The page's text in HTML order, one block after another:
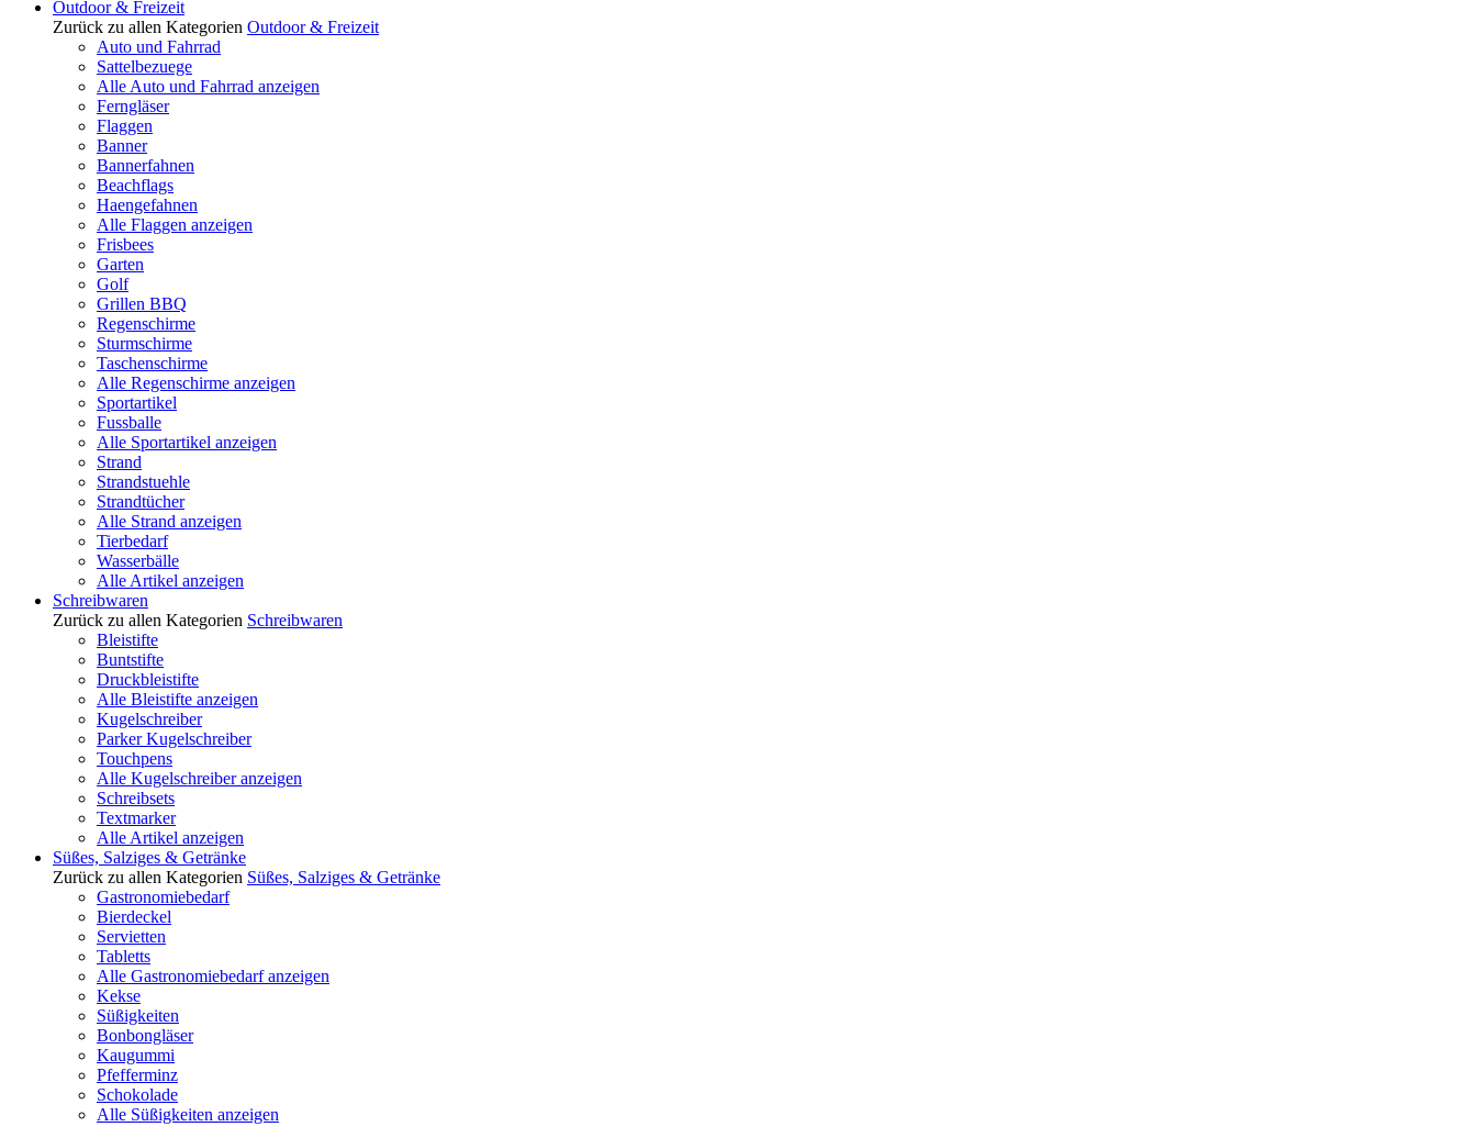
Outdoor & Freizeit
Zurück zu allen Kategorien Outdoor & Freizeit
Auto und Fahrrad
Sattelbezuege
Alle Auto und Fahrrad anzeigen
Ferngläser
Flaggen
Banner
Bannerfahnen
Beachflags
Haengefahnen
Alle Flaggen anzeigen
Frisbees
Garten
Golf
Grillen BBQ
Regenschirme
Sturmschirme
Taschenschirme
Alle Regenschirme anzeigen
Sportartikel
Fussballe
Alle Sportartikel anzeigen
Strand
Strandstuehle
Strandtücher
Alle Strand anzeigen
Tierbedarf
Wasserbälle
Alle Artikel anzeigen
Schreibwaren
Zurück zu allen Kategorien Schreibwaren
Bleistifte
Buntstifte
Druckbleistifte
Alle Bleistifte anzeigen
Kugelschreiber
Parker Kugelschreiber
Touchpens
Alle Kugelschreiber anzeigen
Schreibsets
Textmarker
Alle Artikel anzeigen
Süßes, Salziges & Getränke
Zurück zu allen Kategorien Süßes, Salziges & Getränke
Gastronomiebedarf
Bierdeckel
Servietten
Tabletts
Alle Gastronomiebedarf anzeigen
Kekse
Süßigkeiten
Bonbongläser
Kaugummi
Pfefferminz
Schokolade
Alle Süßigkeiten anzeigen